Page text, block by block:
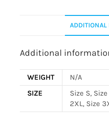
ADDITIONAL
Additional
WEIGHT
N/A
SIZE
Size S,
2XL, Size